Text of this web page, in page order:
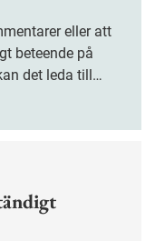
eller att
beteende på
det leda till